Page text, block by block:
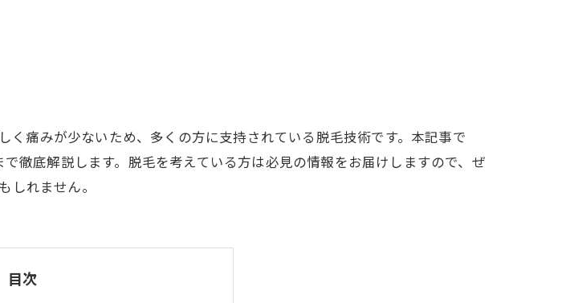
痛みが少ないため、多くの方に支持されている脱毛技術です。本記事で
徹底解説します。脱毛を考えている方は必見の情報をお届けしますので、ぜ
しれません。
目次